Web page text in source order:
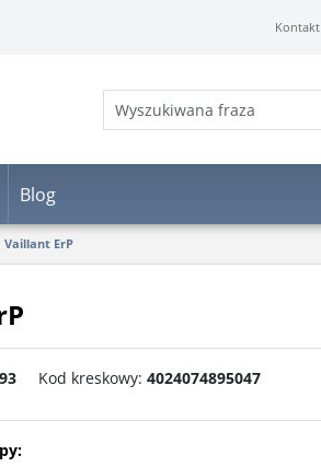
Kontakt
Blog
Vaillant ErP
Kod kreskowy: 4024074895047